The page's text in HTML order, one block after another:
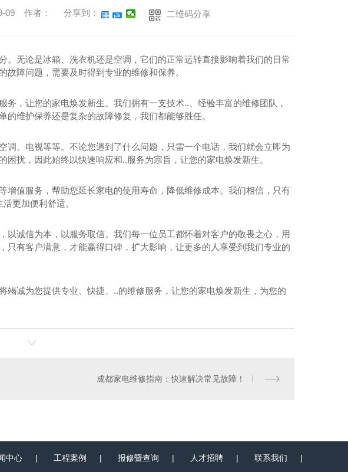
09 作者： 分享到： 二维码分享
。无论是冰箱、洗衣机还是空调，它们的正常运转直接影响着我们的日常
障问题，需要及时得到专业的维修和保养。
，让您的家电焕发新生。我们拥有一支技术..、经验丰富的维修团队，
维护保养还是复杂的故障修复，我们都能够胜任。
调、电视等等。不论您遇到了什么问题，只需一个电话，我们就会立即为
扰，因此始终以快速响应和..服务为宗旨，让您的家电焕发新生。
增值服务，帮助您延长家电的使用寿命，降低维修成本。我们相信，只有
更加便利舒适。
以诚信为本，以服务取信。我们每一位员工都怀着对客户的敬畏之心，用
只有客户满意，才能赢得口碑，扩大影响，让更多的人享受到我们专业的
竭诚为您提供专业、快捷、..的维修服务，让您的家电焕发新生，为您的
成都家电维修指南：快速解决常见故障！
中心 | 工程案例 | 报修暨查询 | 人才招聘 | 联系我们 |